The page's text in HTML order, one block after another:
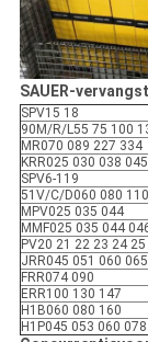
SAUER-
SPV15 18
90M/R/L55 75 100
MR070 089 227 334
KRR025 030 038 045
SPV6-119
51V/C/D060 080
MPV025 035 044
MMF025 035 044
PV20 21 22 23 24
JRR045 051 060
FRR074 090
ERR100 130 147
H1B060 080 160
H1P045 053 060